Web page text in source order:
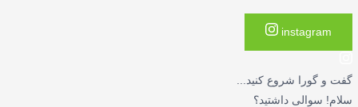
instagram
گفت و گورا شروع کنید...
سلام! سوالی داشتید؟